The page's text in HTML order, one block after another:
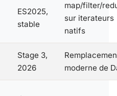
ES2025,
stable
map/filter/
sur iterateurs
natifs
Stage 3,
2026
moderne de